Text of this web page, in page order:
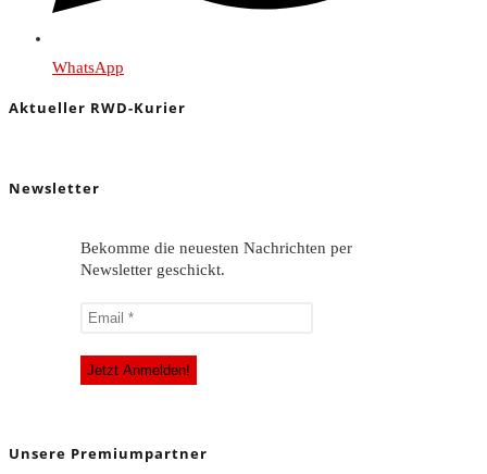
WhatsApp
Aktueller RWD-Kurier
Newsletter
Bekomme die neuesten Nachrichten per
Newsletter geschickt.
Unsere Premiumpartner